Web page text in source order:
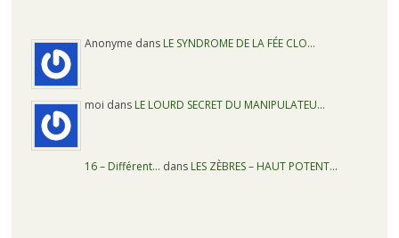
Anonyme dans LE SYNDROME DE LA FÉE CLO…
moi dans LE LOURD SECRET DU MANIPULATEU…
16 – Différent… dans LES ZÈBRES – HAUT POTENT…